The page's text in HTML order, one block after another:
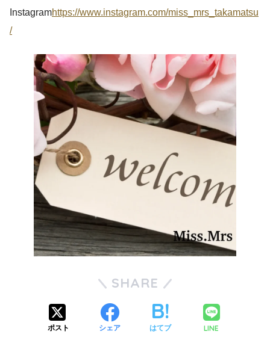
Instagramhttps://www.instagram.com/miss_mrs_takamatsu
/
SHARE
ポスト シェア はてブ LINE